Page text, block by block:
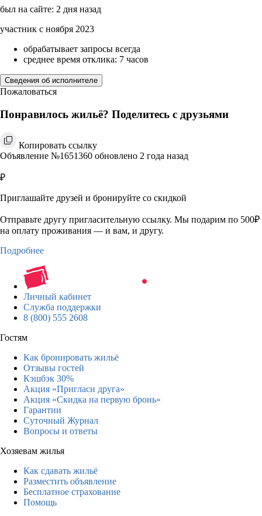
был на сайте: 2 дня назад
участник с ноября 2023
обрабатывает запросы всегда
среднее время отклика: 7 часов
Сведения об исполнителе
Пожаловаться
Понравилось жильё? Поделитесь с друзьями
Копировать ссылку
Объявление №1651360 обновлено 2 года назад
₽
Приглашайте друзей и бронируйте со скидкой
Отправьте другу пригласительную ссылку. Мы подарим по 500₽
на оплату проживания — и вам, и другу.
Подробнее
Личный кабинет
Служба поддержки
8 (800) 555 2608
Гостям
Как бронировать жильё
Отзывы гостей
Кэшбэк 30%
Акция «Пригласи друга»
Акция «Скидка на первую бронь»
Гарантии
Суточный Журнал
Вопросы и ответы
Хозяевам жилья
Как сдавать жильё
Разместить объявление
Бесплатное страхование
Помощь